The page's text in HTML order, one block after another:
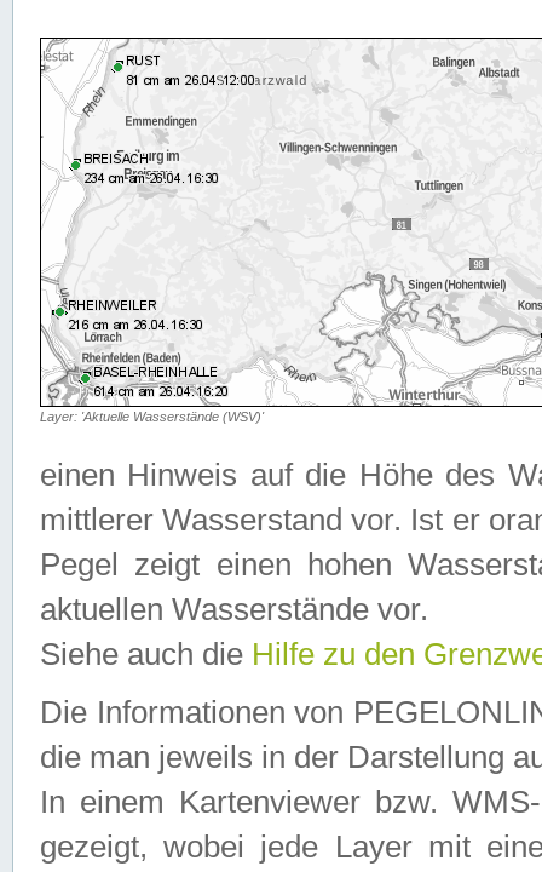
Layer: 'Aktuelle Wasserstände (WSV)'
einen Hinweis auf die Höhe des
mittlerer Wasserstand vor. Ist er
Pegel zeigt einen hohen
aktuellen Wasserstände vor.
Siehe auch die Hilfe zu den
Die Informationen von
die man jeweils in der Darstellung
In einem Kartenviewer bzw.
gezeigt, wobei jede Layer mit